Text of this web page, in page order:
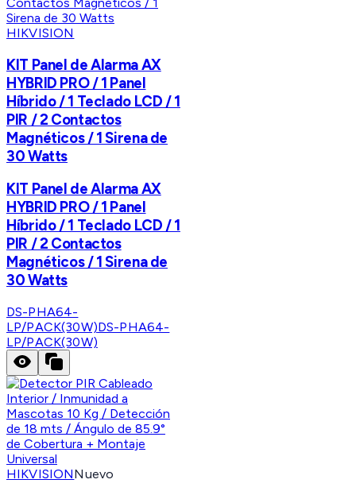
HIKVISION
KIT Panel de Alarma AX
HYBRID PRO / 1 Panel
Híbrido / 1 Teclado LCD / 1
PIR / 2 Contactos
Magnéticos / 1 Sirena de
30 Watts
KIT Panel de Alarma AX
HYBRID PRO / 1 Panel
Híbrido / 1 Teclado LCD / 1
PIR / 2 Contactos
Magnéticos / 1 Sirena de
30 Watts
DS-PHA64-
LP/PACK(30W)DS-PHA64-
LP/PACK(30W)
HIKVISIONNuevo